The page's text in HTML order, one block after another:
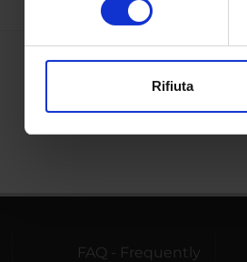
digitali).
modificare o ritirare il tuo
Rifiuta
FAQ - Frequently